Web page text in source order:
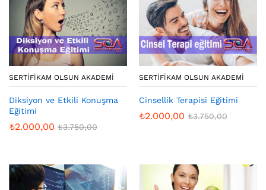
SERTIFIKAM OLSUN AKADEMI
Diksiyon ve Etkili Konuşma
Eğitimi
₺2.000,00 ₺3.750,00
SERTIFIKAM OLSUN AKADEMI
Cinsellik Terapisi Eğitimi
₺2.000,00 ₺3.750,00